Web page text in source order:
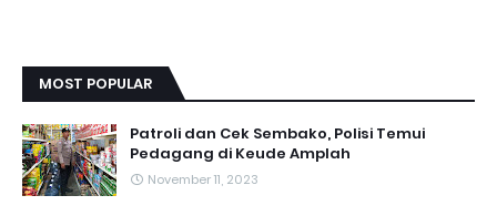
MOST POPULAR
Patroli dan Cek Sembako, Polisi Temui
Pedagang di Keude Amplah
November 11, 2023